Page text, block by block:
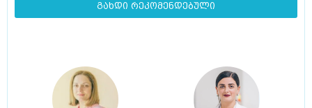
გახდი რეკომენდებული